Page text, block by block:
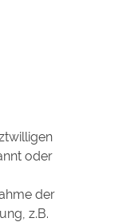
oder
der
z.B.